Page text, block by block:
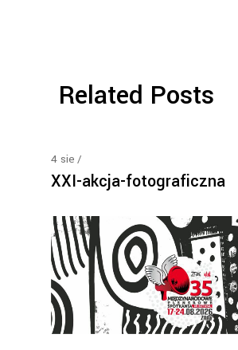
Related Posts
4 sie
XXI-akcja-fotograficzna